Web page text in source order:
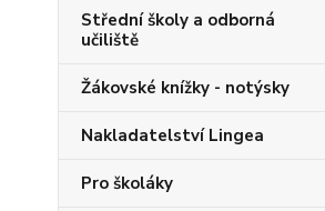
Střední školy a odborná
učiliště
Žákovské knížky - notýsky
Nakladatelství Lingea
Pro školáky